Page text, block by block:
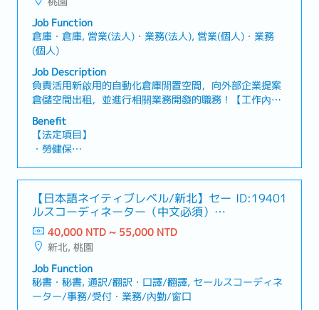
・喪喜金
・個人旅遊補助（春季、秋季）
・團體保險
・定期健康檢查
・健康促進計畫
・娛樂休閒（按摩、員工旅遊、團隊建設、福利委員會活
動）
・資格取得補助
・教育制度（函授課程、外部研討會、總公司研習會）
・員工餐廳
Job Function
倉庫・倉庫, 営業(法人)・業務(法人), 営業(個人)・業務
(個人)
Job Description
負責活用新啟用的自動化倉庫閒置空間，向外部企業提案
倉儲空間出租，並進行相關業務開發的職務！【工作內
容】・外部客戶開發業務（由於本職位將處理非自有產品
的貨物，因此需針對正在尋找倉儲及物流服務的企業，提
案並介紹本公司的倉儲功能）・客戶需求訪談與條件整
理・與內部各部門之協作與溝通・主管交辦事項【魅
力】・可將集團內前所未有的服務，透過自身的努力拓展
位
Benefit
【法定項目】
・勞健保
陪產假、產假、育嬰假）
・退休金
【公司福利】
・獎金：保證1個月（1年1次）
・業績獎金：依業績（1年1次，平均1～2個月）
・餐費津貼（包含於月薪中）
【日本語ネイティブレベル/新北】セー
ルスコーディネーター（中文必須）－
日系大手機械メーカー
ID:19401
40,000 NTD ~ 55,000 NTD
新北, 桃園
Job Function
秘書・秘書, 通訳/翻訳・口譯/翻譯, セールスコーディネ
ーター/事務/受付・業務/內勤/窗口